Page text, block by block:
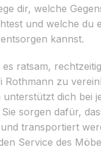
dir, welche
und welche du
kannst.
es ratsam,
Rothmann zu
dich bei
sorgen dafür,
transportiert
Service des